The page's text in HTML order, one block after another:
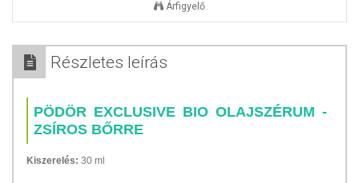
Árfigyelő
Részletes leírás
PÖDÖR EXCLUSIVE BIO OLAJSZÉRUM -
ZSÍROS BŐRRE
Kiszerelés: 30 ml